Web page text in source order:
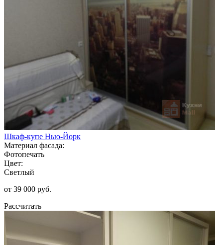
Шкаф-купе Нью-Йорк
Материал фасада:
Фотопечать
Цвет:
Светлый
от 39 000 руб.
Рассчитать